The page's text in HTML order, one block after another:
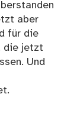
aber
für die
die jetzt
Und